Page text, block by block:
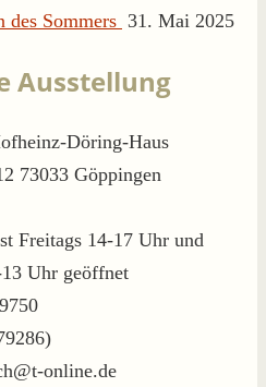
des Sommers 31. Mai 2025
Ausstellung
Döring-Haus
73033 Göppingen
Freitags 14-17 Uhr und
13 Uhr geöffnet
online.de